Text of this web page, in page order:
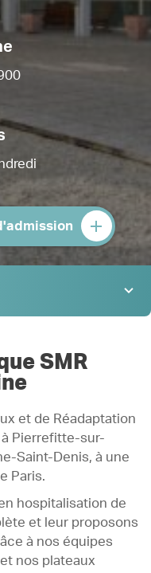
SMR
et de Réadaptation
à Pierrefitte-sur-
Saint-Denis, à une
Paris.
hospitalisation de
et leur proposons
à nos équipes
nos plateaux